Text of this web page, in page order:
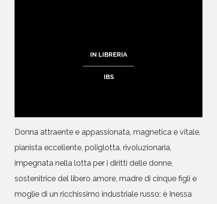
IN LIBRERIA
IBS
Donna attraente e appassionata, magnetica e vitale,
pianista eccellente, poliglotta, rivoluzionaria,
impegnata nella lotta per i diritti delle donne,
sostenitrice del libero amore, madre di cinque figli e
moglie di un ricchissimo industriale russo: è Inessa